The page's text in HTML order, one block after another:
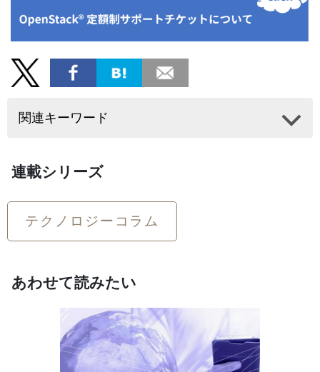
関連キーワード
連載シリーズ
テクノロジーコラム
あわせて読みたい